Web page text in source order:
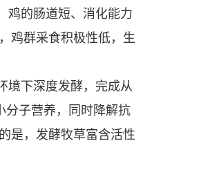
鸡的肠道短、消化能力
鸡群采食积极性低，生
境下深度发酵，完成从
分子营养，同时降解抗
是，发酵牧草富含活性